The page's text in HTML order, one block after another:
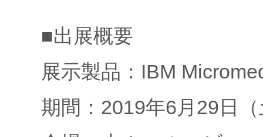
■出展概要
展示製品：IBM
期間：2019年6月29日